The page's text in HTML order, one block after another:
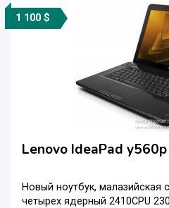
1 100 $
Lenovo IdeaPad y560p
Новый ноутбук, малазийская
четырех ядерный 2410CPU